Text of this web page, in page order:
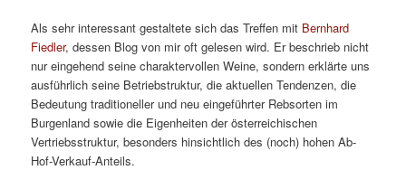
Als sehr interessant gestaltete sich das Treffen mit Bernhard
Fiedler, dessen Blog von mir oft gelesen wird. Er beschrieb nicht
nur eingehend seine charaktervollen Weine, sondern erklärte uns
ausführlich seine Betriebstruktur, die aktuellen Tendenzen, die
Bedeutung traditioneller und neu eingeführter Rebsorten im
Burgenland sowie die Eigenheiten der österreichischen
Vertriebsstruktur, besonders hinsichtlich des (noch) hohen Ab-
Hof-Verkauf-Anteils.